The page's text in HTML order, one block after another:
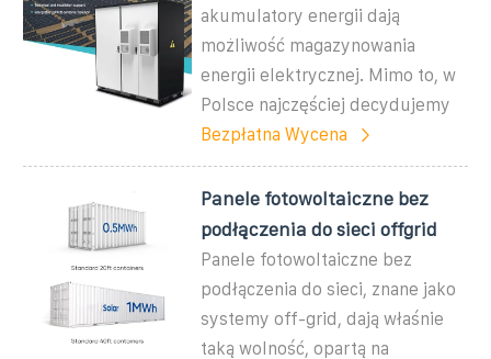
akumulatory energii dają
możliwość magazynowania
energii elektrycznej. Mimo to, w
Polsce najczęściej decydujemy
Bezpłatna Wycena
Panele fotowoltaiczne bez
podłączenia do sieci offgrid
Panele fotowoltaiczne bez
podłączenia do sieci, znane jako
systemy off-grid, dają właśnie
taką wolność, opartą na